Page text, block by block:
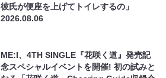
彼氏が便座を上げてトイレするの」
2026.08.06
ME:I、4TH SINGLE『花咲く道』発売記
念スペシャルイベントを開催! 初の試みと